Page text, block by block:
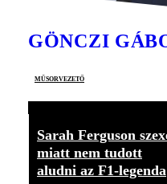
GÖNCZI
műsorvezető
Sarah Ferguson
miatt nem tudott
aludni az F1-legenda